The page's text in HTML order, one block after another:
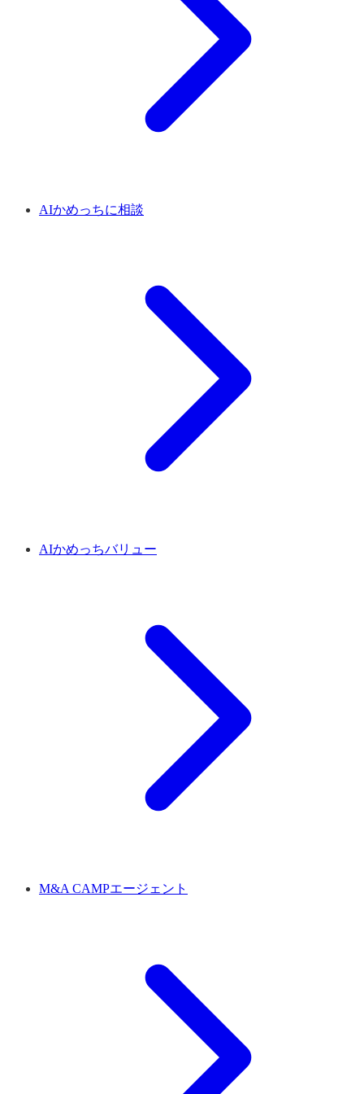
AIかめっちに相談
AIかめっちバリュー
M&A CAMPエージェント